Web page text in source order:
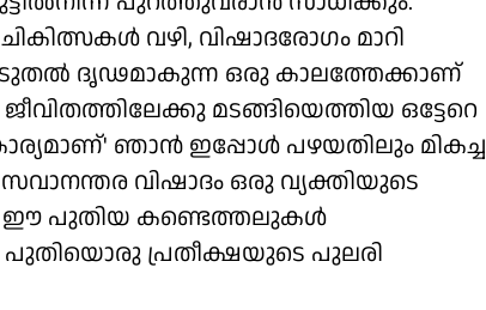
വഴി, വിഷാദരോഗം മാറി
ദൃഢമാകുന്ന ഒരു കാലത്തേക്കാണ്
മടങ്ങിയെത്തിയ ഒട്ടേറെ
ഞാന്‍ ഇപ്പോള്‍ പഴയതിലും മികച്ച
വിഷാദം ഒരു വ്യക്തിയുടെ
ഈ പുതിയ കണ്ടെത്തലുകള്‍
പ്രതീക്ഷയുടെ പുലരി